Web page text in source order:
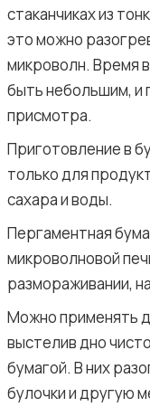
стаканчиках из
это можно
микроволн. Время
быть небольшим, и
присмотра.
Приготовление в
только для
сахара и воды.
Пергаментная
микроволновой
размораживании,
Можно применять
выстелив дно
бумагой. В них
булочки и другую